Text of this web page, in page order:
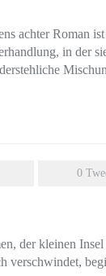
achter Roman
in der
0
der kleinen
verschwindet,